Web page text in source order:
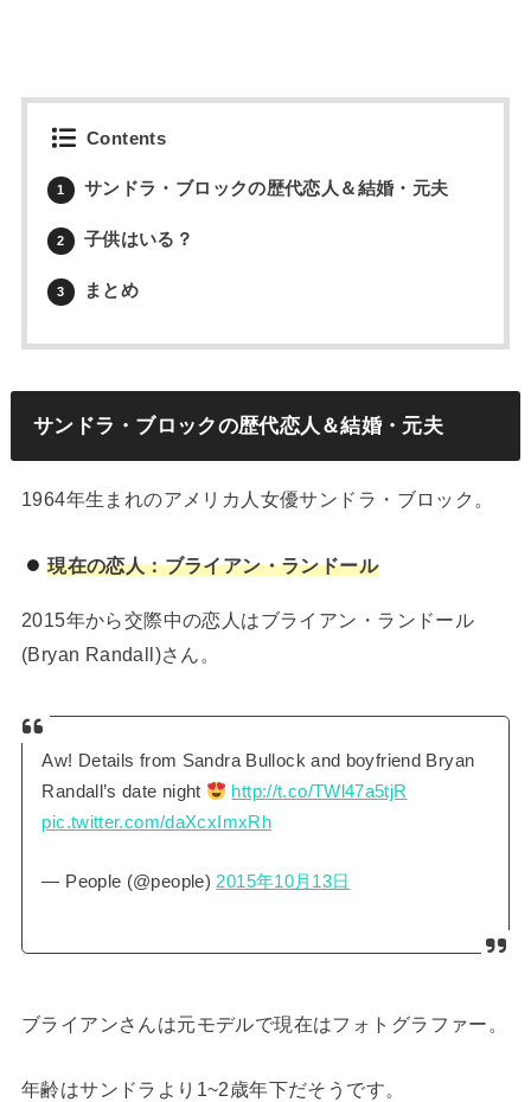
Contents
1 サンドラ・ブロックの歴代恋人＆結婚・元夫
2 子供はいる？
3 まとめ
サンドラ・ブロックの歴代恋人＆結婚・元夫
1964年生まれのアメリカ人女優サンドラ・ブロック。
現在の恋人：ブライアン・ランドール
2015年から交際中の恋人はブライアン・ランドール
(Bryan Randall)さん。
Aw! Details from Sandra Bullock and boyfriend Bryan
Randall’s date night
http://t.co/TWl47a5tjR
pic.twitter.com/daXcxImxRh
— People (@people) 2015年10月13日
ブライアンさんは元モデルで現在はフォトグラファー。
年齢はサンドラより1~2歳年下だそうです。